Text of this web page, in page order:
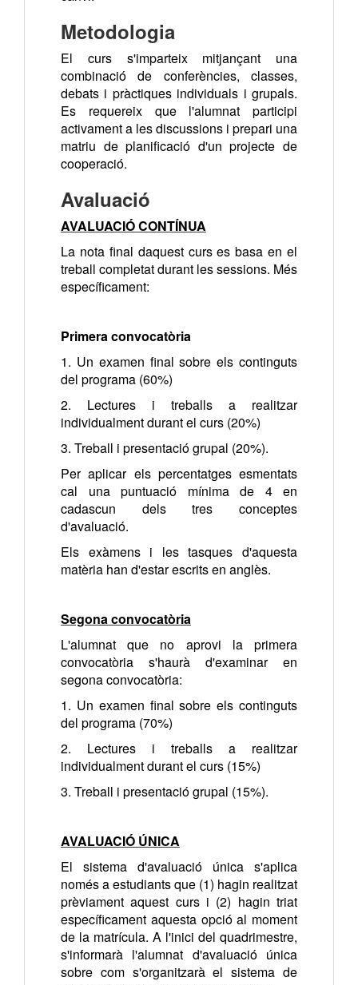
Metodologia
El curs s'imparteix mitjançant una
combinació de conferències, classes,
debats i pràctiques individuals i grupals.
Es requereix que l'alumnat participi
activament a les discussions i prepari una
matriu de planificació d'un projecte de
cooperació.
Avaluació
AVALUACIÓ CONTÍNUA
La nota final daquest curs es basa en el
treball completat durant les sessions. Més
específicament:
Primera convocatòria
1. Un examen final sobre els continguts
del programa (60%)
2. Lectures i treballs a realitzar
individualment durant el curs (20%)
3. Treball i presentació grupal (20%).
Per aplicar els percentatges esmentats
cal una puntuació mínima de 4 en
cadascun dels tres conceptes
d'avaluació.
Els exàmens i les tasques d'aquesta
matèria han d'estar escrits en anglès.
Segona convocatòria
L'alumnat que no aprovi la primera
convocatòria s'haurà d'examinar en
segona convocatòria:
1. Un examen final sobre els continguts
del programa (70%)
2. Lectures i treballs a realitzar
individualment durant el curs (15%)
3. Treball i presentació grupal (15%).
AVALUACIÓ ÚNICA
El sistema d'avaluació única s'aplica
només a estudiants que (1) hagin realitzat
prèviament aquest curs i (2) hagin triat
específicament aquesta opció al moment
de la matrícula. A l'inici del quadrimestre,
s'informarà l'alumnat d'avaluació única
sobre com s'organitzarà el sistema de